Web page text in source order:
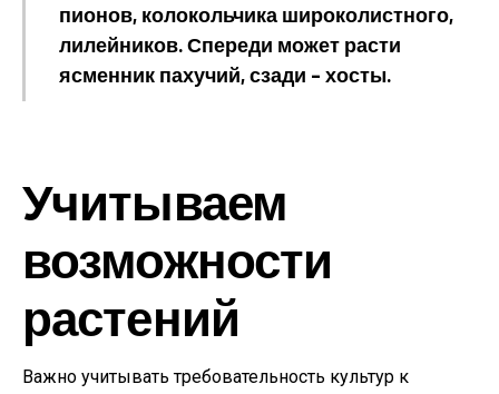
пионов, колокольчика широколистного,
лилейников. Спереди может расти
ясменник пахучий, сзади – хосты.
Учитываем
возможности
растений
Важно учитывать требовательность культур к